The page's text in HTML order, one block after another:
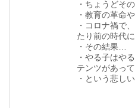
・ちょうどそ
・教育の革命
・コロナ禍で
たり前の時代
・その結果…
・やる子はや
テンツがあっ
・という悲し